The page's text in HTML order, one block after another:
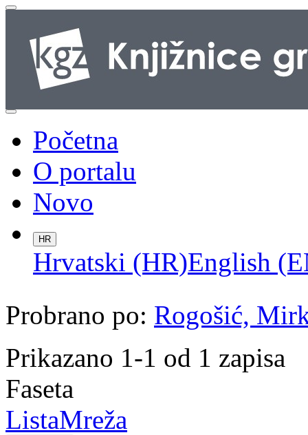
Početna
O portalu
Novo
HR
Hrvatski (HR)English
Probrano po: Rogošić,
Prikazano 1-1 od 1 zapisa
Faseta
ListaMreža